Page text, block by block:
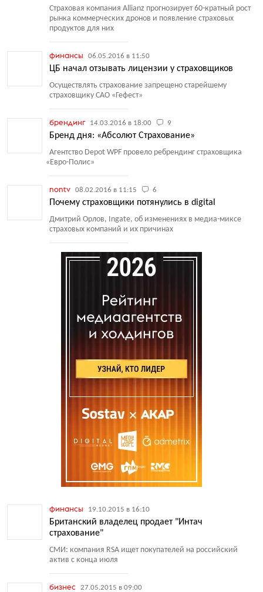
Страховая компания Allianz прогнозирует 60-кратный рост
рынка коммерческих дронов и появление страховых
продуктов для них
финансы 06.05.2016 в 11:50
ЦБ начал отзывать лицензии у страховщиков
Осуществлять страхование запрещено старейшему
страховщику САО «Гефест»
брендинг 14.03.2016 в 18:00 9
Бренд дня: «Абсолют Страхование»
Агентство Depot WPF провело ребрендинг страховщика
«Евро-Полис»
nontv 08.02.2016 в 11:15 6
Почему страховщики потянулись в digital
Дмитрий Орлов, Ingate, об изменениях в медиа-миксе
страховых компаний и их причинах
финансы 19.10.2015 в 16:10
Британский владелец продает "Интач
страхование"
СМИ: компания RSA ищет покупателей на российский
актив с конца июля
бизнес 27.05.2015 в 09:00